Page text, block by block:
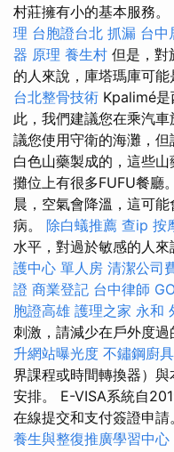
村莊擁有小的基本服務。
理 台胞證台北 抓漏 台中
器 原理 養生村 但是，對
的人來說，庫塔瑪庫可能
台北整骨技術 Kpalimé是
此，我們建議您在乘汽
議您使用守衛的海灘，
白色山藥製成的，這些
攤位上有很多FUFU餐廳
晨，空氣會降溫，這可
病。 除白蟻推薦 查ip 按
水平，對過於敏感的人來
護中心 單人房 清潔公司
證 商業登記 台中律師
胞證高雄 護理之家 永和
刺激，請減少在戶外度過
升網站曝光度 不鏽鋼廚具
界課程或時間轉換器）
安排。 E-VISA系統自
在線提交和支付簽證申請
養生與整復推廣學習中心